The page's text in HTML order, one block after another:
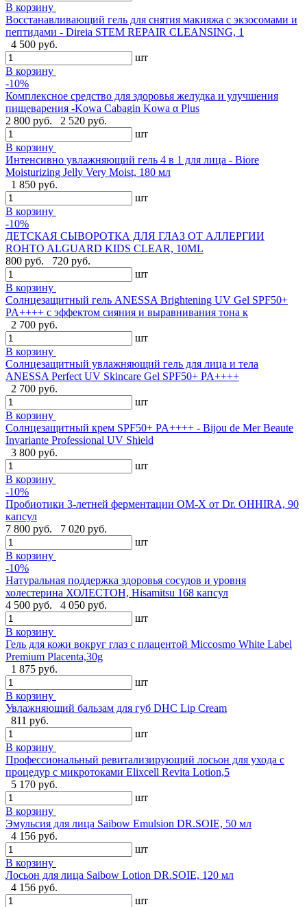
В корзину
Восстанавливающий гель для снятия макияжа с экзосомами и
пептидами - Direia STEM REPAIR CLEANSING, 1
4 500 руб.
шт
В корзину
-10%
Комплексное средство для здоровья желудка и улучшения
пищеварения -Kowa Cabagin Kowa α Plus
2 800 руб.
2 520 руб.
шт
В корзину
Интенсивно увлажняющий гель 4 в 1 для лица - Biore
Moisturizing Jelly Very Moist, 180 мл
1 850 руб.
шт
В корзину
-10%
ДЕТСКАЯ СЫВОРОТКА ДЛЯ ГЛАЗ ОТ АЛЛЕРГИИ
ROHTO ALGUARD KIDS CLEAR, 10ML
800 руб.
720 руб.
шт
В корзину
Солнцезащитный гель ANESSA Brightening UV Gel SPF50+
PA++++ с эффектом сияния и выравнивания тона к
2 700 руб.
шт
В корзину
Солнцезащитный увлажняющий гель для лица и тела
ANESSA Perfect UV Skincare Gel SPF50+ PA++++
2 700 руб.
шт
В корзину
Cолнцезащитный крем SPF50+ PA++++ - Bijou de Mer Beaute
Invariante Professional UV Shield
3 800 руб.
шт
В корзину
-10%
Пробиотики 3-летней ферментации OM-X от Dr. OHHIRA, 90
капсул
7 800 руб.
7 020 руб.
шт
В корзину
-10%
Натуральная поддержка здоровья сосудов и уровня
холестерина ХОЛЕСТОН, Hisamitsu 168 капсул
4 500 руб.
4 050 руб.
шт
В корзину
Гель для кожи вокруг глаз с плацентой Miccosmo White Label
Premium Placenta,30g
1 875 руб.
шт
В корзину
Увлажняющий бальзам для губ DHC Lip Cream
811 руб.
шт
В корзину
Профессиональный ревитализирующий лосьон для ухода с
процедур с микротоками Elixcell Revita Lotion,5
5 170 руб.
шт
В корзину
Эмульсия для лица Saibow Emulsion DR.SOIE, 50 мл
4 156 руб.
шт
В корзину
Лосьон для лица Saibow Lotion DR.SOIE, 120 мл
4 156 руб.
шт